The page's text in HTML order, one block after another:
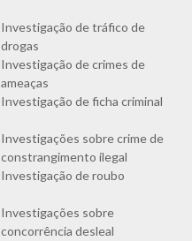
Investigação de tráfico de
drogas
Investigação de crimes de
ameaças
Investigação de ficha criminal
Investigações sobre crime de
constrangimento ilegal
Investigação de roubo
Investigações sobre
concorrência desleal